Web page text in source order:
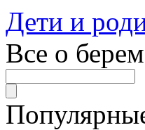
Дети и
Все о